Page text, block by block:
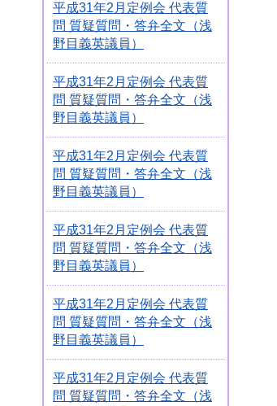
平成31年2月定例会 代表質
問 質疑質問・答弁全文（浅
野目義英議員）
平成31年2月定例会 代表質
問 質疑質問・答弁全文（浅
野目義英議員）
平成31年2月定例会 代表質
問 質疑質問・答弁全文（浅
野目義英議員）
平成31年2月定例会 代表質
問 質疑質問・答弁全文（浅
野目義英議員）
平成31年2月定例会 代表質
問 質疑質問・答弁全文（浅
野目義英議員）
平成31年2月定例会 代表質
問 質疑質問・答弁全文（浅